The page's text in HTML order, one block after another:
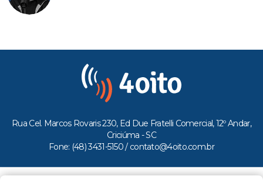
Rua Cel. Marcos Rovaris 230, Ed Due Fratelli Comercial, 12º Andar,
Criciúma - SC
Fone: (48) 3431-5150 / contato@4oito.com.br